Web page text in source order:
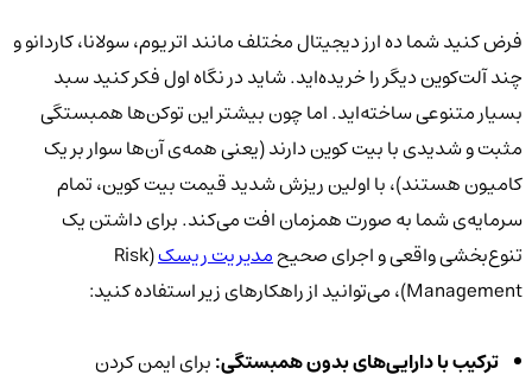
فرض کنید شما ده ارز دیجیتال مختلف مانند اتریوم، سولانا، کاردانو و
چند آلت‌کوین دیگر را خریده‌اید. شاید در نگاه اول فکر کنید سبد
بسیار متنوعی ساخته‌اید. اما چون بیشتر این توکن‌ها همبستگی
مثبت و شدیدی با بیت کوین دارند (یعنی همه‌ی آن‌ها سوار بر یک
کامیون هستند)، با اولین ریزش شدید قیمت بیت کوین، تمام
سرمایه‌ی شما به صورت همزمان افت می‌کند. برای داشتن یک
تنوع‌بخشی واقعی و اجرای صحیحمدیریت ریسک (Risk
Management)، می‌توانید از راهکارهای زیر استفاده کنید:
ترکیب با دارایی‌های بدون همبستگی:برای ایمن کردن